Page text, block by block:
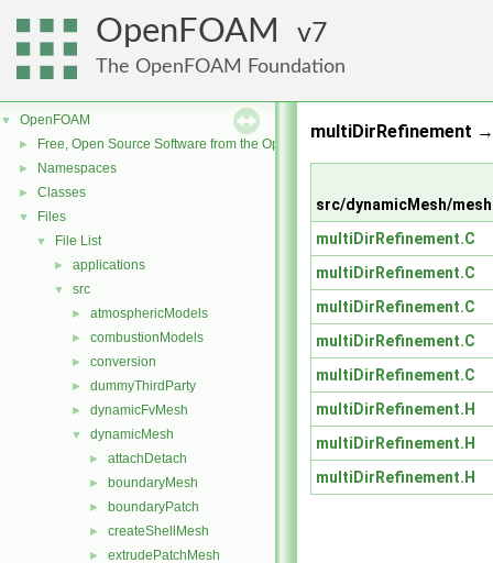
OpenFOAM 7
The OpenFOAM Foundation
▼ OpenFOAM
► Free, Open Source Software from the OpenFOAM Foundation
► Namespaces
► Classes
▼ Files
▼ File List
► applications
▼ src
► atmosphericModels
► combustionModels
► conversion
► dummyThirdParty
► dynamicFvMesh
▼ dynamicMesh
► attachDetach
► boundaryMesh
► boundaryPatch
► createShellMesh
► extrudePatchMesh
multiDirRefinement
src/dynamicMesh/
multiDirRefinement.C
multiDirRefinement.C
multiDirRefinement.C
multiDirRefinement.C
multiDirRefinement.C
multiDirRefinement.H
multiDirRefinement.H
multiDirRefinement.H